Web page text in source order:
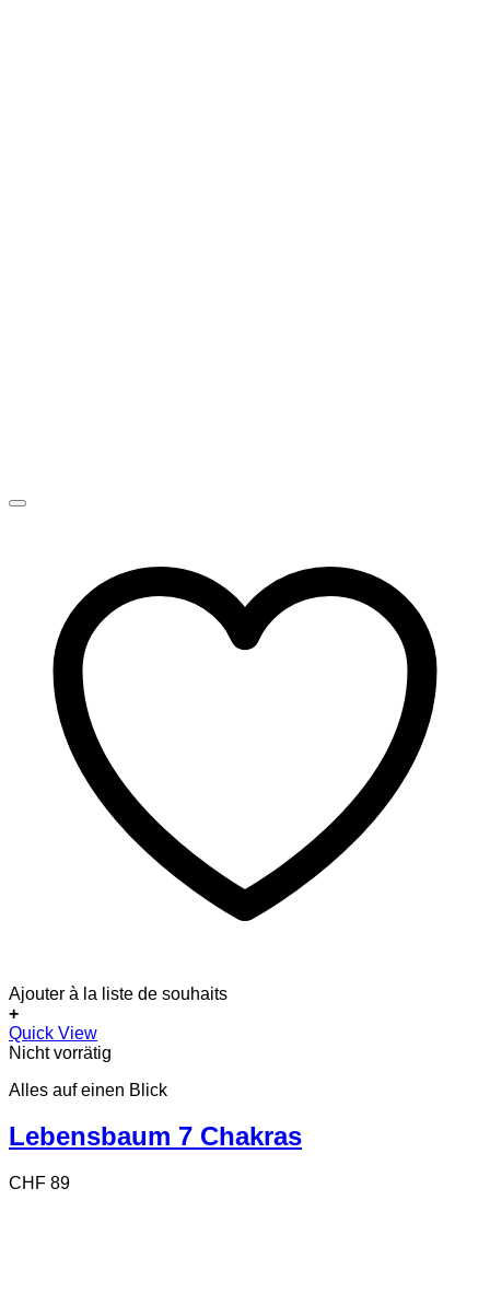
Ajouter à la liste de souhaits
+
Quick View
Nicht vorrätig
Alles auf einen Blick
Lebensbaum 7 Chakras
CHF 89